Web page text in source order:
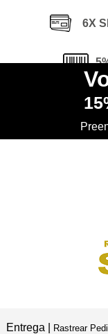
6X
Entrega | Rastrear